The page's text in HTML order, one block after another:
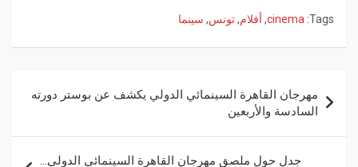
Tags:
cinema
, أفلام,تونس, سينما
مهرجان القاهرة السينمائي الدولي يكشف عن بوستر دورته
السادسة والأربعين
جدل حول ملصق مهرجان القاهرة السينمائي الدولي…